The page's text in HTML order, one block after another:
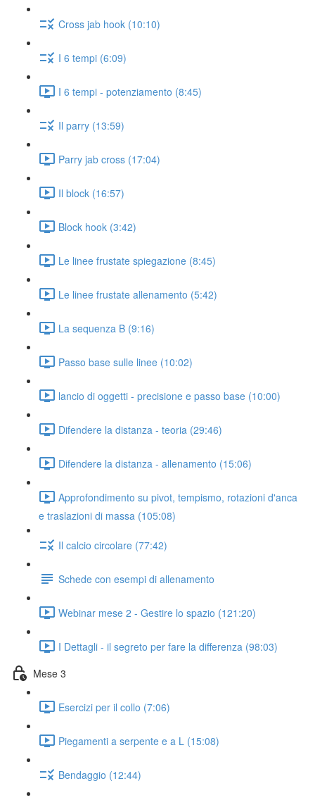
Cross jab hook (10:10)
I 6 tempi (6:09)
I 6 tempi - potenziamento (8:45)
Il parry (13:59)
Parry jab cross (17:04)
Il block (16:57)
Block hook (3:42)
Le linee frustate spiegazione (8:45)
Le linee frustate allenamento (5:42)
La sequenza B (9:16)
Passo base sulle linee (10:02)
lancio di oggetti - precisione e passo base (10:00)
Difendere la distanza - teoria (29:46)
Difendere la distanza - allenamento (15:06)
Approfondimento su pivot, tempismo, rotazioni d'anca
e traslazioni di massa (105:08)
Il calcio circolare (77:42)
Schede con esempi di allenamento
Webinar mese 2 - Gestire lo spazio (121:20)
I Dettagli - il segreto per fare la differenza (98:03)
Mese 3
Esercizi per il collo (7:06)
Piegamenti a serpente e a L (15:08)
Bendaggio (12:44)